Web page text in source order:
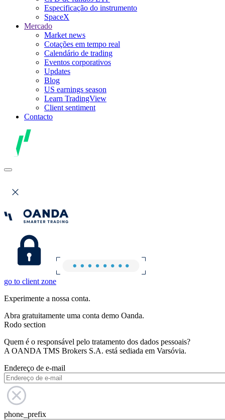
Especificação do instrumento
SpaceX
Mercado
Market news
Cotações em tempo real
Calendário de trading
Eventos corporativos
Updates
Blog
US earnings season
Learn TradingView
Client sentiment
Contacto
go to client zone
Experimente a nossa conta.
Abra gratuitamente uma conta demo Oanda.
Rodo section
Quem é o responsável pelo tratamento dos dados pessoais?
A OANDA TMS Brokers S.A. está sediada em Varsóvia.
Endereço de e-mail
phone_prefix